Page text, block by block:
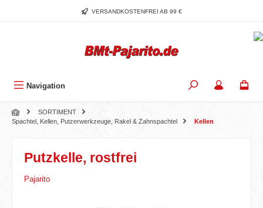
Zum Hauptinhalt springenVERSANDKOSTENFREI AB 99 €
Navigation
SORTIMENT
Spachtel, Kellen, Putzerwerkzeuge, Rakel & Zahnspachtel
Kellen
Putzkelle, rostfrei
Pajarito